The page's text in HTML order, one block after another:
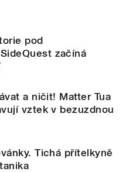
pod
začíná
a ničit! Matter Tua
vztek v bezuzdnou
Tichá přítelkyně